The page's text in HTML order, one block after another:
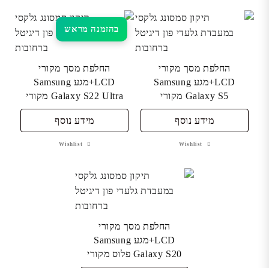
החלפת מסך מקורי
LCD+מגע Samsung
Galaxy S5 מקורי
מידע נוסף
Wishlist
בהזמנה מראש
החלפת מסך מקורי
LCD+מגע Samsung
Galaxy S22 Ultra מקורי
מידע נוסף
Wishlist
החלפת מסך מקורי
LCD+מגע Samsung
Galaxy S20 פלוס מקורי